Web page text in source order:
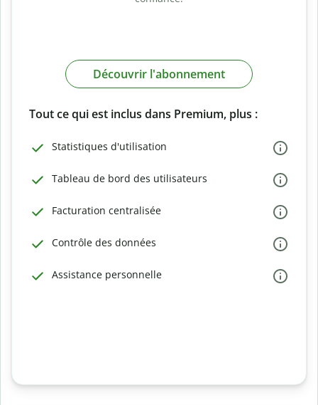
Découvrir l'abonnement
Tout ce qui est inclus dans Premium, plus :
Statistiques d'utilisation
Tableau de bord des utilisateurs
Facturation centralisée
Contrôle des données
Assistance personnelle